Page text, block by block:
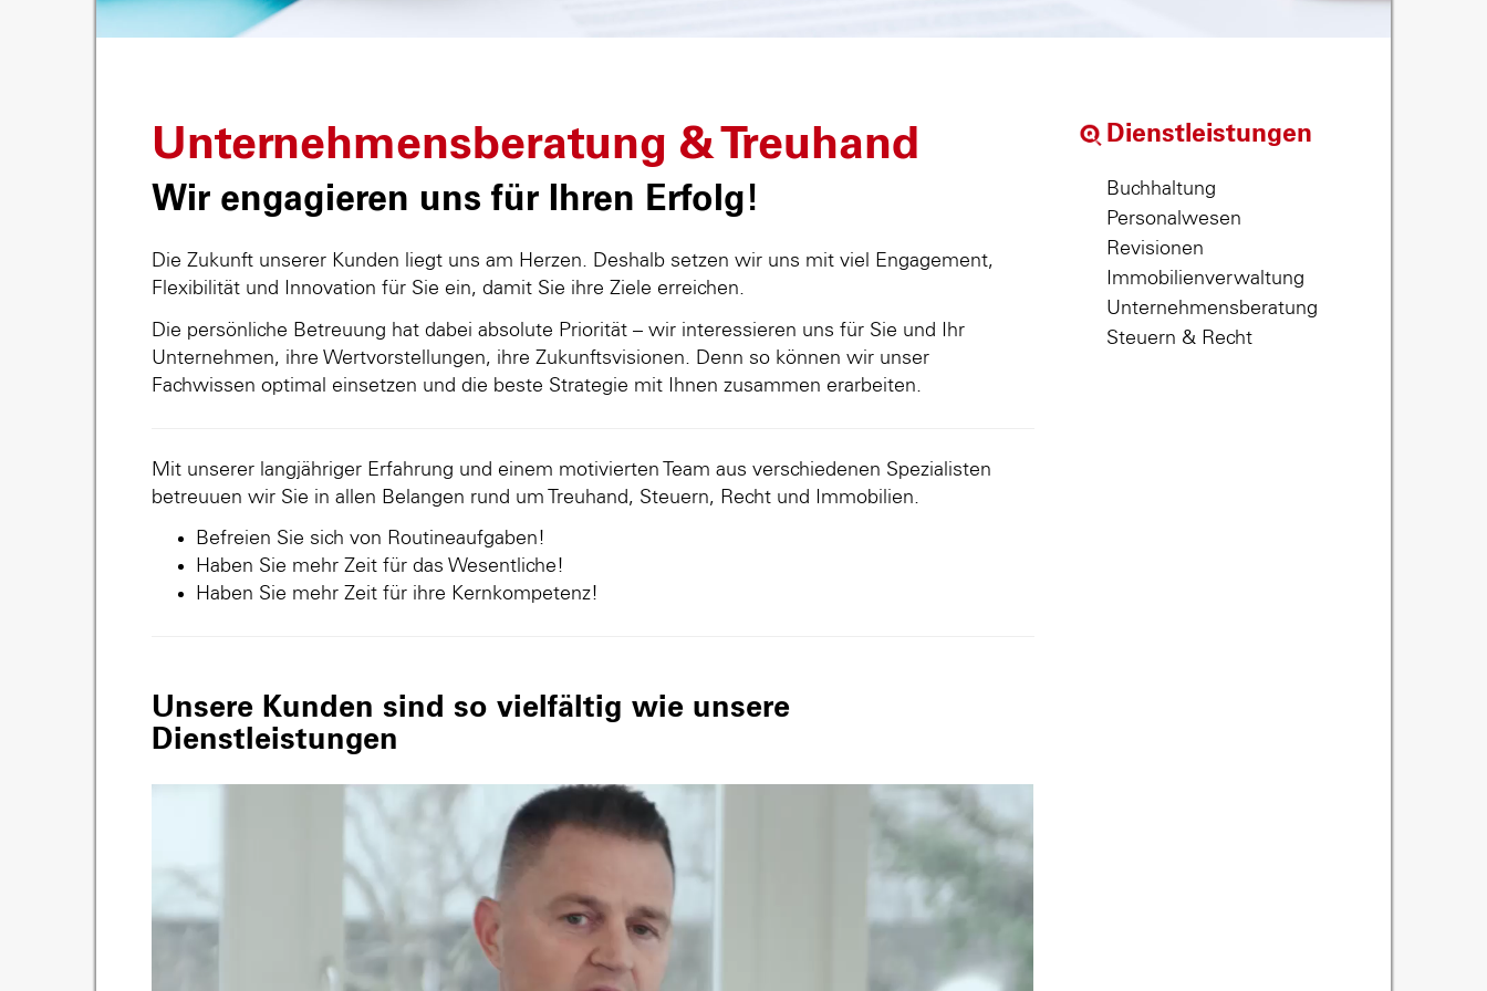
Unternehmensberatung & Treuhand
Wir engagieren uns für Ihren Erfolg!
Die Zukunft unserer Kunden liegt uns am Herzen. Deshalb setzen wir uns mit viel Engagement,
Flexibilität und Innovation für Sie ein, damit Sie ihre Ziele erreichen.
Die persönliche Betreuung hat dabei absolute Priorität – wir interessieren uns für Sie und Ihr
Unternehmen, ihre Wertvorstellungen, ihre Zukunftsvisionen. Denn so können wir unser
Fachwissen optimal einsetzen und die beste Strategie mit Ihnen zusammen erarbeiten.
Mit unserer langjähriger Erfahrung und einem motivierten Team aus verschiedenen Spezialisten
betreuuen wir Sie in allen Belangen rund um Treuhand, Steuern, Recht und Immobilien.
Befreien Sie sich von Routineaufgaben!
Haben Sie mehr Zeit für das Wesentliche!
Haben Sie mehr Zeit für ihre Kernkompetenz!
Unsere Kunden sind so vielfältig wie unsere
Dienstleistungen
Dienstleistungen
Buchhaltung
Personalwesen
Revisionen
Immobilienverwaltung
Unternehmensberatung
Steuern & Recht